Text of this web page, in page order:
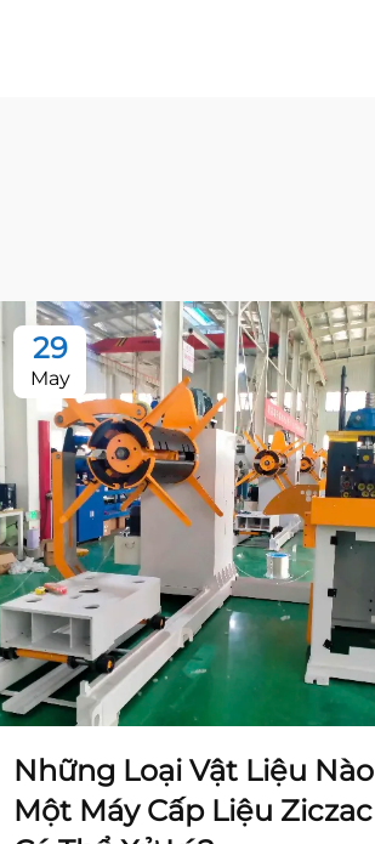
29
May
Những Loại Vật Liệu Nào
Một Máy Cấp Liệu Ziczac